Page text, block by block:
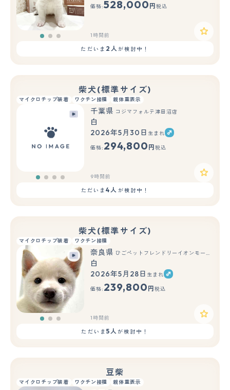
価格:528,000 円 税込
1時間前
ただいま 2人が検討中！
柴犬(標準サイズ)
マイクロチップ装着 ワクチン接種 親体重表示
千葉県 コジマフォルテ津田沼店
白
2026年5月30日 生まれ
価格: 294,800 円 税込
9時間前
ただいま4人 が検討中！
柴犬(標準サイズ)
マイクロチップ装着 ワクチン接種
もっと見る
奈良県 ひごペットフレンドリーイオンモール橿原ウエスト・ビレッジ店
白
2026年5月28日 生まれ
価格: 239,800 円 税込
1時間前
ただいま 5人が検討中！
豆柴
マイクロチップ装着 ワクチン接種 親体重表示